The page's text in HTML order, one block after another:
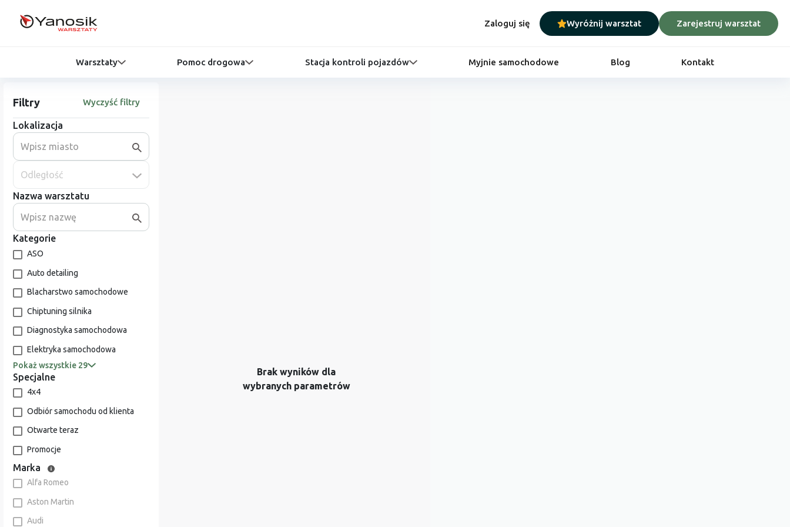
Zaloguj się Wyróżnij warsztat Zarejestruj warsztat
Warsztaty Pomoc drogowa Stacja kontroli pojazdów Myjnie samochodowe Blog Kontakt
Filtry Wyczyść filtry
Lokalizacja
Odległość
Nazwa warsztatu
Kategorie
ASO
Auto detailing
Blacharstwo samochodowe
Chiptuning silnika
Diagnostyka samochodowa
Elektryka samochodowa
Pokaż wszystkie 29
Specjalne
4x4
Odbiór samochodu od klienta
Otwarte teraz
Promocje
Marka
Alfa Romeo
Aston Martin
Audi
Brak wyników dla
wybranych parametrów